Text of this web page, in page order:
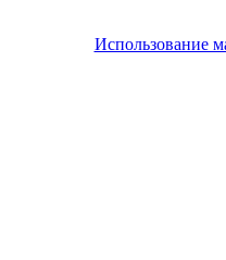
Использование